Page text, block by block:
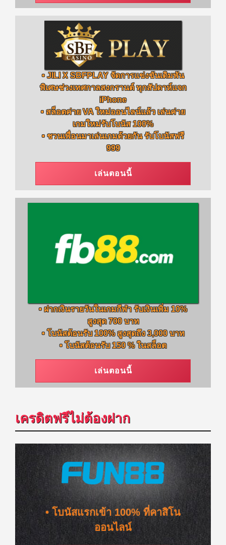
• JILI X SBFPLAY จัดการแข่งขันเดิมพัน
พิเศษช่วงเทศกาลสงกรานต์ ทุกสัปดาห์แจก
iPhone
• สล็อตค่าย VA ใหม่ออนไลน์แล้ว เล่นค่าย
เกมใหม่รับโบนัส 100%
• ชวนเพื่อนมาเล่นเกมด้วยกัน รับโบนัสฟรี
999
เล่นตอนนี้
• ฝากเงินรายวันในเกมกีฬา รับเงินเพิ่ม 10%
สูงสุด 700 บาท
• โบนัสต้อนรับ 100% สูงสุดถึง 3,000 บาท
• โบนัสต้อนรับ 150 % ในสล็อต
เล่นตอนนี้
เครดิตฟรีไม่ต้องฝาก
• โบนัสแรกเข้า 100% ที่คาสิโน
ออนไลน์